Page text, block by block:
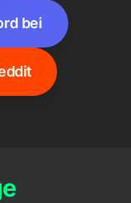
bei